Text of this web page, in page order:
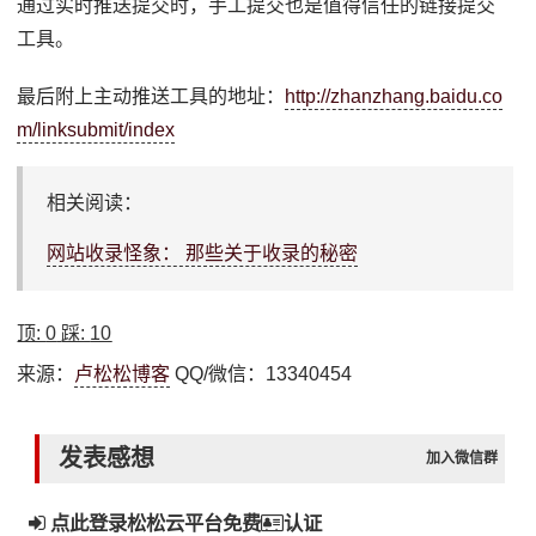
通过实时推送提交时，手工提交也是值得信任的链接提交
工具。
最后附上主动推送工具的地址： http://zhanzhang.baidu.co
m/linksubmit/index
相关阅读：
网站收录怪象： 那些关于收录的秘密
顶:0 踩: 10
来源： 卢松松博客 QQ/微信：13340454
发表感想 加入微信群
点此登录松松云平台免费 认证